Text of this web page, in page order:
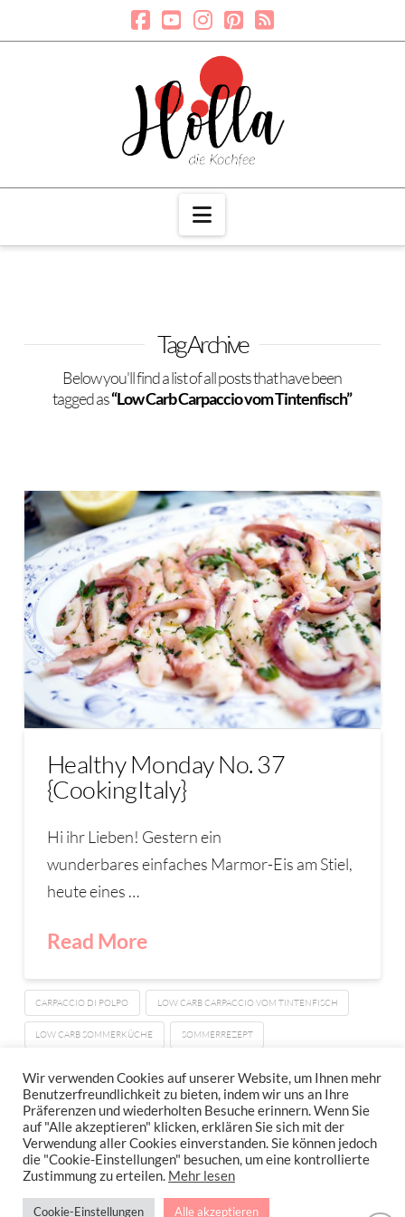
Navigation
Tag Archive
Below you'll find a list of all posts that have been
tagged as“Low Carb Carpaccio vom Tintenfisch”
Healthy Monday No. 37
{CookingItaly}
Hi ihr Lieben! Gestern ein
wunderbares einfaches Marmor-Eis am Stiel,
heute eines …
Read More
CARPACCIO DI POLPO LOW CARB CARPACCIO VOM TINTENFISCH
LOW CARB SOMMERKÜCHE SOMMERREZEPT
IMPRESSUM
DATENSCHUTZERKLÄRUNG
NEWSLETTER DATENSCHUTZRICHTLINIEN
Wir verwenden Cookies auf unserer Website, um Ihnen mehr
Benutzerfreundlichkeit zu bieten, indem wir uns an Ihre
Präferenzen und wiederholten Besuche erinnern. Wenn Sie
auf "Alle akzeptieren" klicken, erklären Sie sich mit der
Verwendung aller Cookies einverstanden. Sie können jedoch
die "Cookie-Einstellungen" besuchen, um eine kontrollierte
Zustimmung zu erteilen. Mehr lesen
Cookie-Einstellungen Alle akzeptieren